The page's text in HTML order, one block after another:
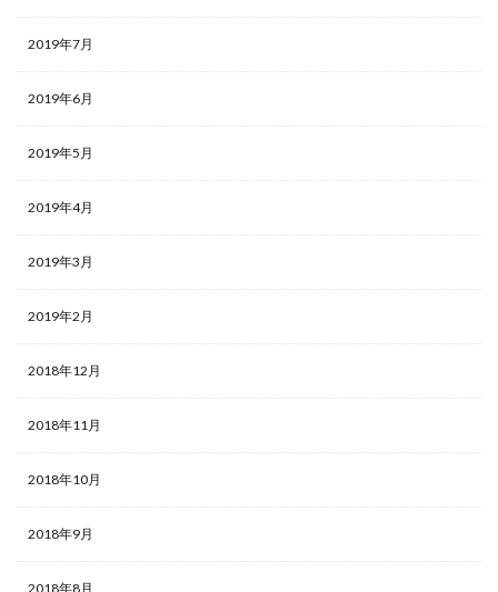
2019年7月
2019年6月
2019年5月
2019年4月
2019年3月
2019年2月
2018年12月
2018年11月
2018年10月
2018年9月
2018年8月